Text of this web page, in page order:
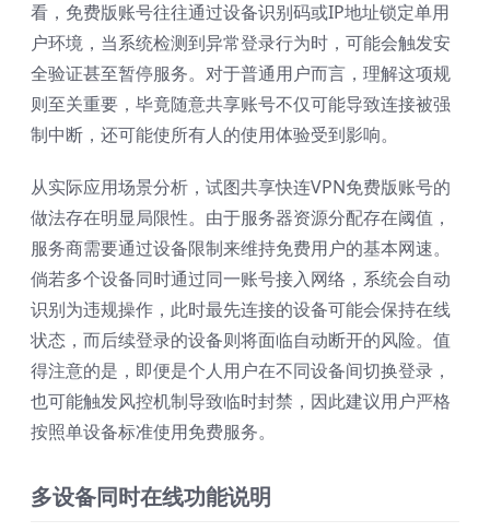
看，免费版账号往往通过设备识别码或IP地址锁定单用
户环境，当系统检测到异常登录行为时，可能会触发安
全验证甚至暂停服务。对于普通用户而言，理解这项规
则至关重要，毕竟随意共享账号不仅可能导致连接被强
制中断，还可能使所有人的使用体验受到影响。
从实际应用场景分析，试图共享快连VPN免费版账号的
做法存在明显局限性。由于服务器资源分配存在阈值，
服务商需要通过设备限制来维持免费用户的基本网速。
倘若多个设备同时通过同一账号接入网络，系统会自动
识别为违规操作，此时最先连接的设备可能会保持在线
状态，而后续登录的设备则将面临自动断开的风险。值
得注意的是，即便是个人用户在不同设备间切换登录，
也可能触发风控机制导致临时封禁，因此建议用户严格
按照单设备标准使用免费服务。
多设备同时在线功能说明